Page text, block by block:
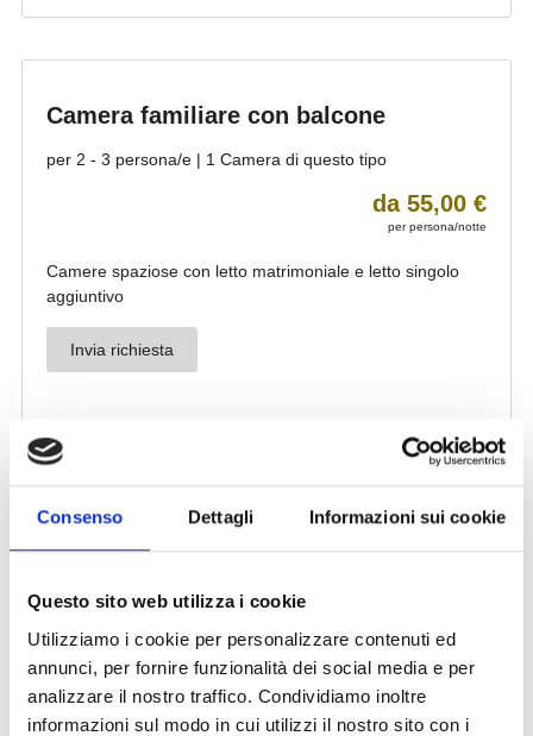
Consenso Dettagli Informazioni sui cookie
Questo sito web utilizza i cookie
Utilizziamo i cookie per personalizzare contenuti ed
annunci, per fornire funzionalità dei social media e per
analizzare il nostro traffico. Condividiamo inoltre
informazioni sul modo in cui utilizzi il nostro sito con i